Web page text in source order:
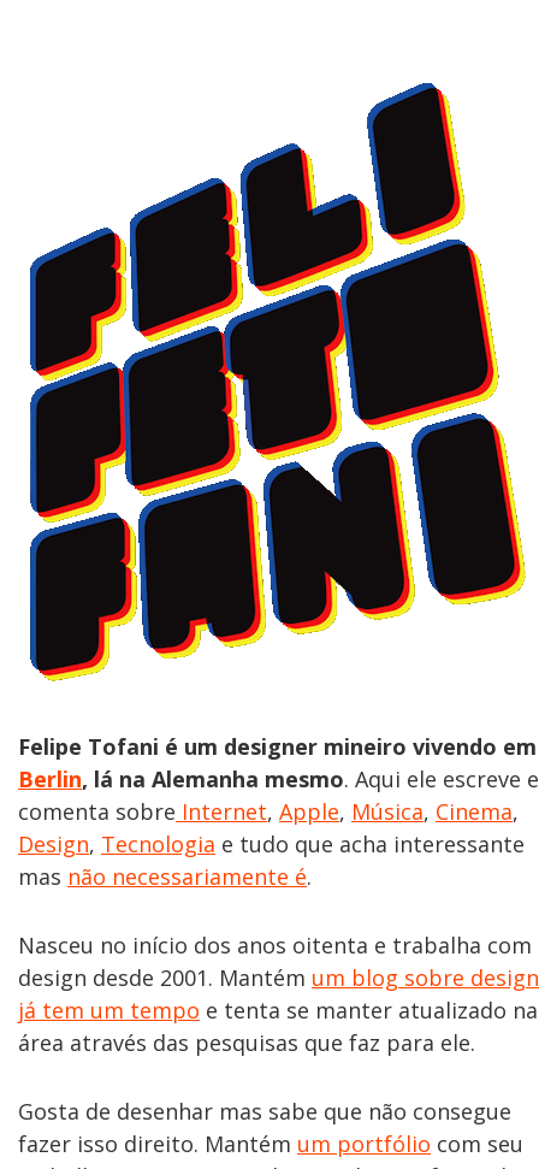
Felipe Tofani é um designer mineiro vivendo em
Berlin, lá na Alemanha mesmo. Aqui ele escreve e
comenta sobre Internet, Apple, Música, Cinema,
Design, Tecnologia e tudo que acha interessante
mas não necessariamente é.
Nasceu no início dos anos oitenta e trabalha com
design desde 2001. Mantém um blog sobre design
já tem um tempo e tenta se manter atualizado na
área através das pesquisas que faz para ele.
Gosta de desenhar mas sabe que não consegue
fazer isso direito. Mantém um portfólio com seu